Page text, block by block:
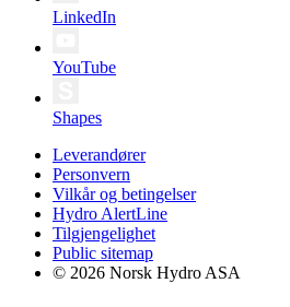
LinkedIn
YouTube
Shapes
Leverandører
Personvern
Vilkår og betingelser
Hydro AlertLine
Tilgjengelighet
Public sitemap
© 2026 Norsk Hydro ASA